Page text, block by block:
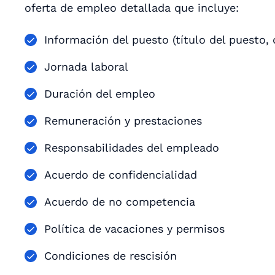
oferta de empleo detallada que incluye:
Información del puesto (título del puesto,
Jornada laboral
Duración del empleo
Remuneración y prestaciones
Responsabilidades del empleado
Acuerdo de confidencialidad
Acuerdo de no competencia
Política de vacaciones y permisos
Condiciones de rescisión